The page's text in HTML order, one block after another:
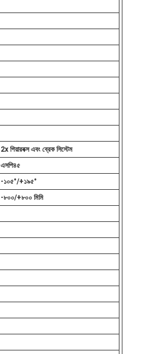
2x গিয়ারবক্স এবং ব্রেক সিস্টেম
এসপি৪৫
-১০৫°/+১৯৫°
-৮০০/+৮০০ মিমি